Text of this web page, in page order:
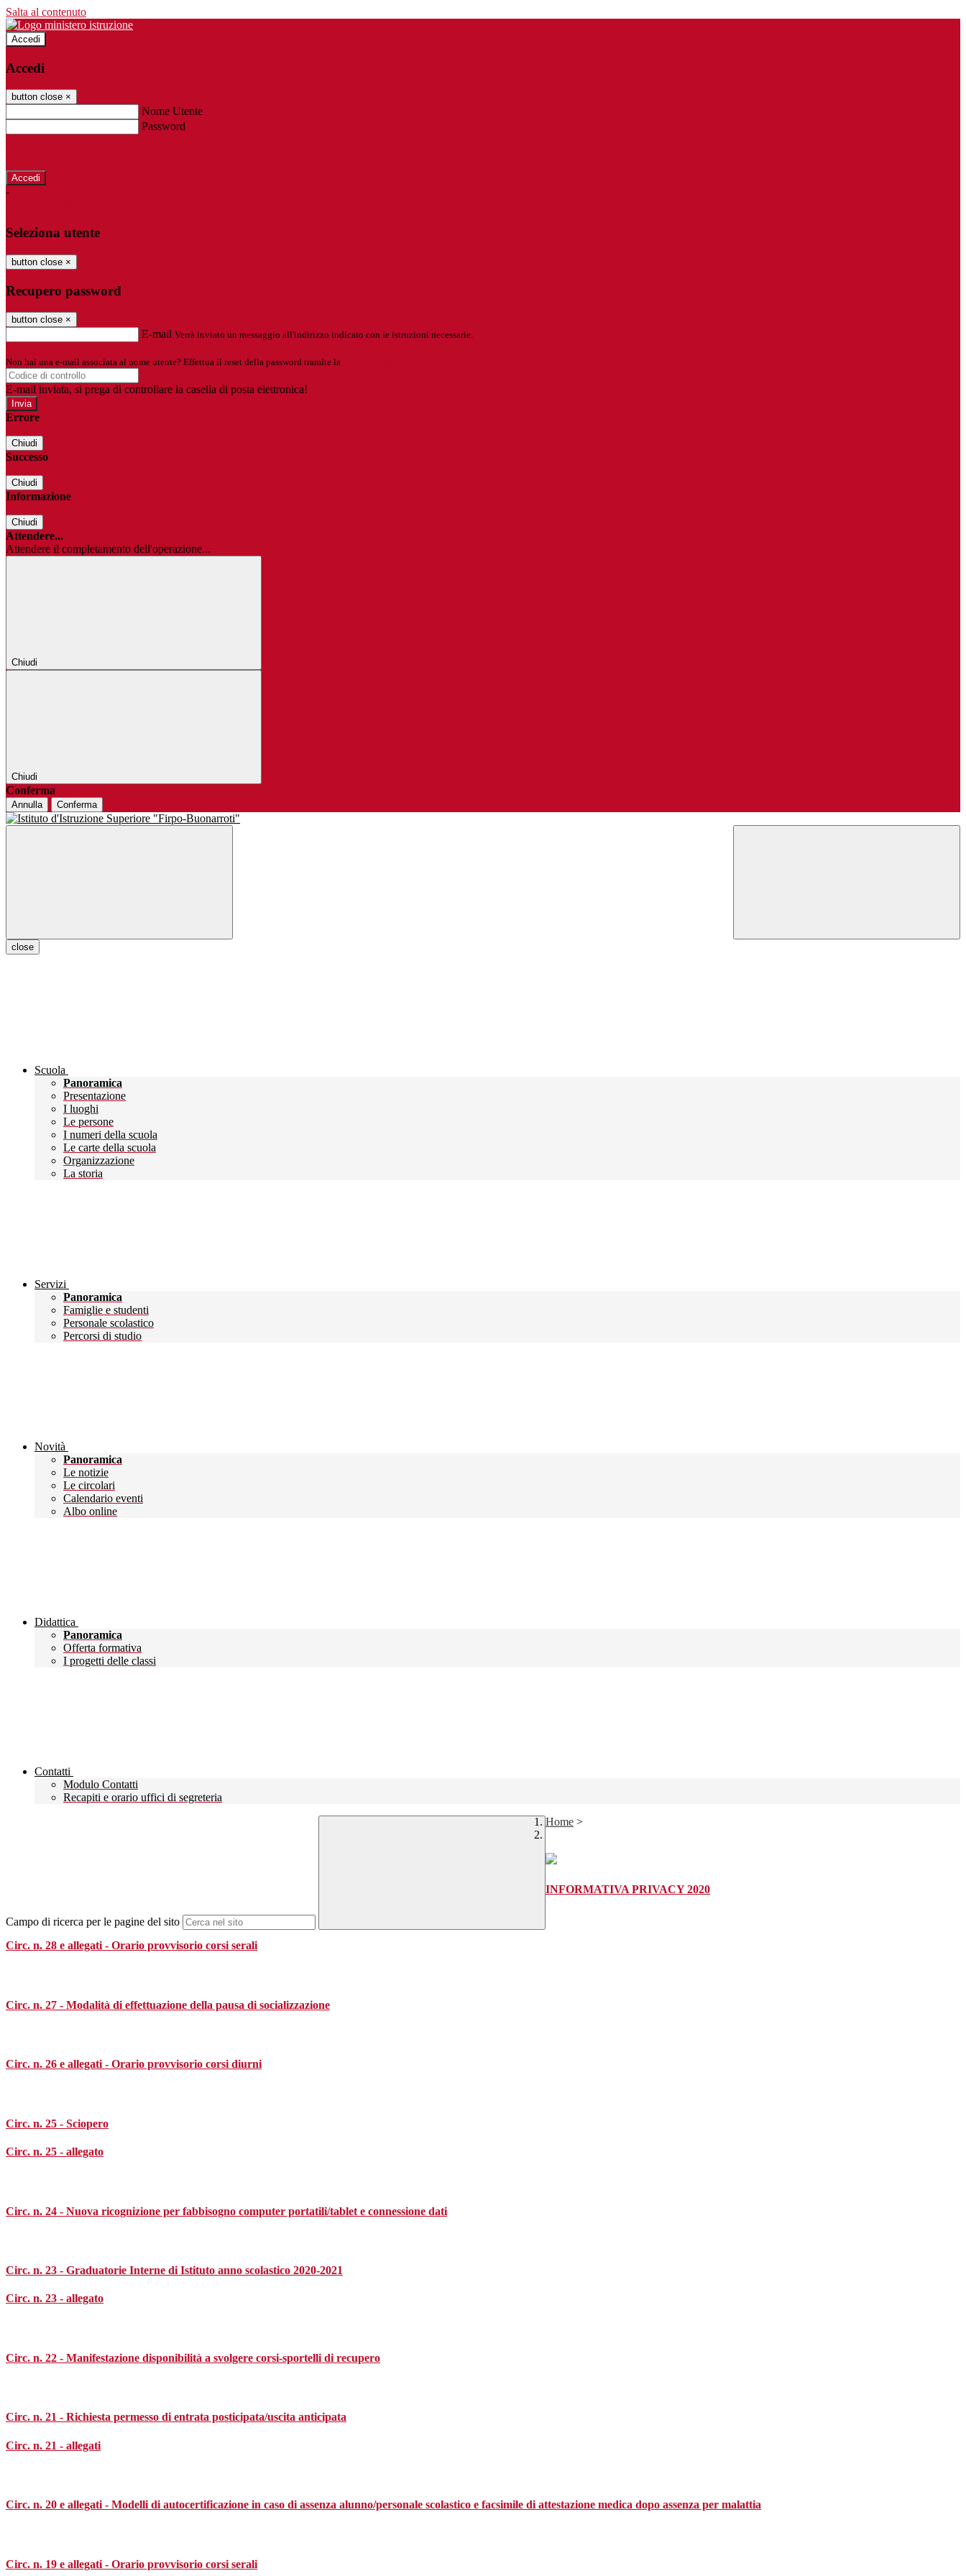
Salta al contenuto
Accedi
Accedi
button close ×
Nome Utente
Password
-
Seleziona utente
button close ×
Recupero password
button close ×
E-mail Verrà inviato un messaggio all'indirizzo indicato con le istruzioni necessarie.
Non hai una e-mail associata al nome utente? Effettua il reset della password tramite la
E-mail inviata, si prega di controllare la casella di posta elettronica!
Errore
Chiudi
Successo
Chiudi
Informazione
Chiudi
Attendere...
Attendere il completamento dell'operazione...
Chiudi
Chiudi
Conferma
Annulla Conferma
close
Scuola
Panoramica
Presentazione
I luoghi
Le persone
I numeri della scuola
Le carte della scuola
Organizzazione
La storia
Servizi
Panoramica
Famiglie e studenti
Personale scolastico
Percorsi di studio
Novità
Panoramica
Le notizie
Le circolari
Calendario eventi
Albo online
Didattica
Panoramica
Offerta formativa
I progetti delle classi
Contatti
Modulo Contatti
Recapiti e orario uffici di segreteria
Campo di ricerca per le pagine del sito
Home >
INFORMATIVA PRIVACY 2020
Circ. n. 28 e allegati - Orario provvisorio corsi serali
Circ. n. 27 - Modalità di effettuazione della pausa di socializzazione
Circ. n. 26 e allegati - Orario provvisorio corsi diurni
Circ. n. 25 - Sciopero
Circ. n. 25 - allegato
Circ. n. 24 - Nuova ricognizione per fabbisogno computer portatili/tablet e connessione dati
Circ. n. 23 - Graduatorie Interne di Istituto anno scolastico 2020-2021
Circ. n. 23 - allegato
Circ. n. 22 - Manifestazione disponibilità a svolgere corsi-sportelli di recupero
Circ. n. 21 - Richiesta permesso di entrata posticipata/uscita anticipata
Circ. n. 21 - allegati
Circ. n. 20 e allegati - Modelli di autocertificazione in caso di assenza alunno/personale scolastico e facsimile di attestazione medica dopo assenza per malattia
Circ. n. 19 e allegati - Orario provvisorio corsi serali